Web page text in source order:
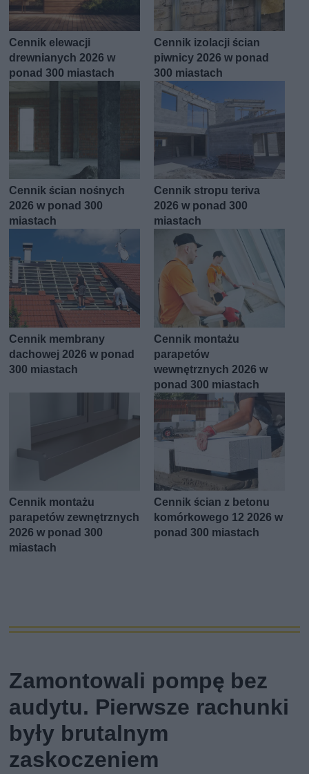
Cennik elewacji
drewnianych 2026 w
ponad 300 miastach
Cennik izolacji ścian
piwnicy 2026 w ponad
300 miastach
Cennik ścian nośnych
2026 w ponad 300
miastach
Cennik stropu teriva
2026 w ponad 300
miastach
Cennik membrany
dachowej 2026 w ponad
300 miastach
Cennik montażu
parapetów
wewnętrznych 2026 w
ponad 300 miastach
Cennik montażu
parapetów zewnętrznych
2026 w ponad 300
miastach
Cennik ścian z betonu
komórkowego 12 2026 w
ponad 300 miastach
Zamontowali pompę bez
audytu. Pierwsze rachunki
były brutalnym
zaskoczeniem